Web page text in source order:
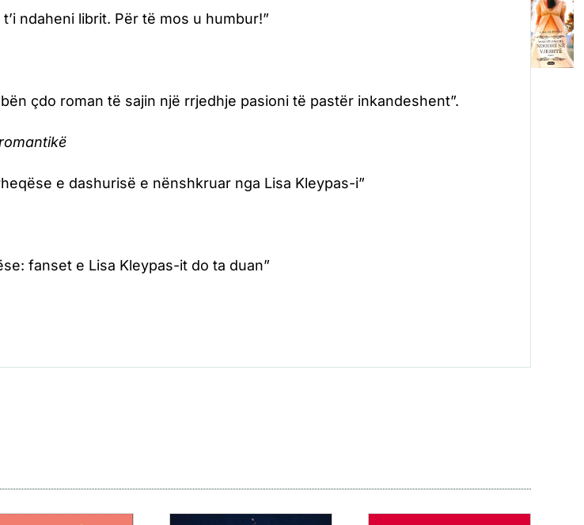
ndaheni librit. Për të mos u humbur!”
çdo roman të sajin një rrjedhje pasioni të pastër inkandeshent”.
e dashurisë e nënshkruar nga Lisa Kleypas-i”
fanset e Lisa Kleypas-it do ta duan”